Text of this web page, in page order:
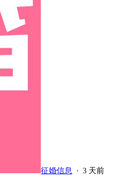
征婚信息 · 3 天前